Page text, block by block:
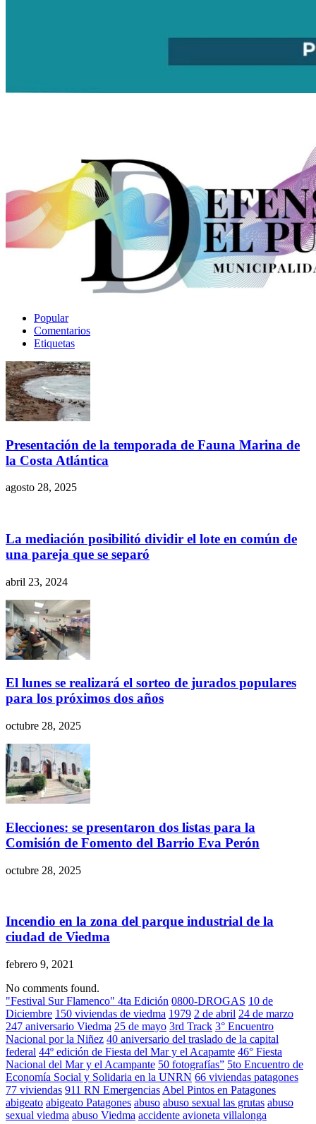
Popular
Comentarios
Etiquetas
Presentación de la temporada de Fauna Marina de
la Costa Atlántica
agosto 28, 2025
La mediación posibilitó dividir el lote en común de
una pareja que se separó
abril 23, 2024
El lunes se realizará el sorteo de jurados populares
para los próximos dos años
octubre 28, 2025
Elecciones: se presentaron dos listas para la
Comisión de Fomento del Barrio Eva Perón
octubre 28, 2025
Incendio en la zona del parque industrial de la
ciudad de Viedma
febrero 9, 2021
No comments found.
"Festival Sur Flamenco" 4ta Edición 0800-DROGAS 10 de
Diciembre 150 viviendas de viedma 1979 2 de abril 24 de marzo
247 aniversario Viedma 25 de mayo 3rd Track 3° Encuentro
Nacional por la Niñez 40 aniversario del traslado de la capital
federal 44º edición de Fiesta del Mar y el Acapamte 46° Fiesta
Nacional del Mar y el Acampante 50 fotografías” 5to Encuentro de
Economía Social y Solidaria en la UNRN 66 viviendas patagones
77 viviendas 911 RN Emergencias Abel Pintos en Patagones
abigeato abigeato Patagones abuso abuso sexual las grutas abuso
sexual viedma abuso Viedma accidente avioneta villalonga